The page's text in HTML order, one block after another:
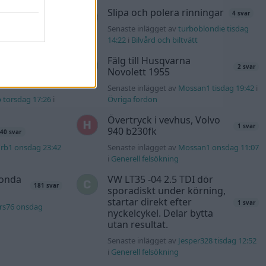
torsdag 17:26i
40 svar
onsdag 23:42
181 svar
onsdag
Slipa och polera rinningar 4 svar
Senaste inlägget av turboblondie tisdag
14:22i Bilvård och biltvätt
Fälg till Husqvarna
Novolett 1955
2 svar
Senaste inlägget av Mossan1 tisdag 19:42i
Övriga fordon
Övertryck i vevhus, Volvo
940 b230fk
1 svar
Senaste inlägget av Mossan1 onsdag 11:07
i Generell felsökning
VW LT35 -04 2.5 TDI dör
sporadiskt under körning,
startar direkt efter
nyckelcykel. Delar bytta
utan resultat.
1 svar
Senaste inlägget av Jesper328 tisdag 12:52
i Generell felsökning